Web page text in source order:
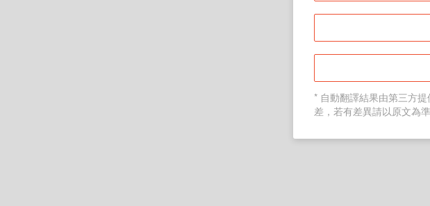
* 自動翻譯結果由第三方
差，若有差異請以原文為準